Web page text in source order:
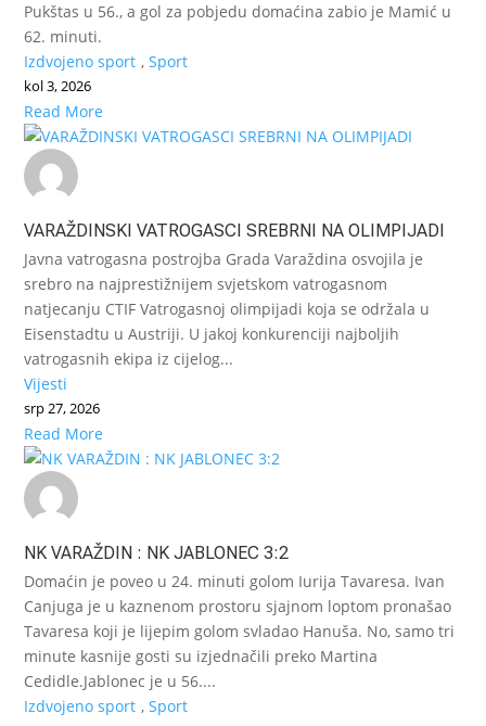
Pukštas u 56., a gol za pobjedu domaćina zabio je Mamić u
62. minuti.
Izdvojeno sport ,Sport
kol 3, 2026
Read More
VARAŽDINSKI VATROGASCI SREBRNI NA OLIMPIJADI
Javna vatrogasna postrojba Grada Varaždina osvojila je
srebro na najprestižnijem svjetskom vatrogasnom
natjecanju CTIF Vatrogasnoj olimpijadi koja se održala u
Eisenstadtu u Austriji. U jakoj konkurenciji najboljih
vatrogasnih ekipa iz cijelog...
Vijesti
srp 27, 2026
Read More
NK VARAŽDIN : NK JABLONEC 3:2
Domaćin je poveo u 24. minuti golom Iurija Tavaresa. Ivan
Canjuga je u kaznenom prostoru sjajnom loptom pronašao
Tavaresa koji je lijepim golom svladao Hanuša. No, samo tri
minute kasnije gosti su izjednačili preko Martina
Cedidle.Jablonec je u 56....
Izdvojeno sport ,Sport